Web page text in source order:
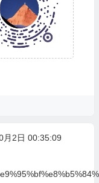
月2日 00:35:09